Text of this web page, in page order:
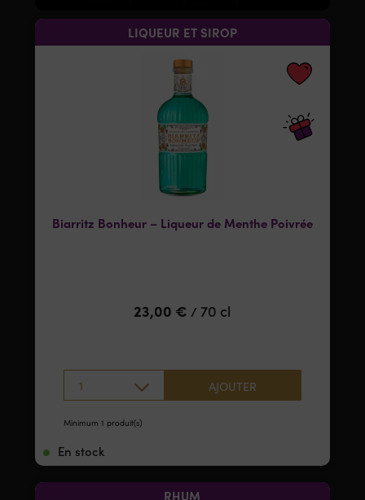
LIQUEUR ET SIROP
Biarritz Bonheur – Liqueur de Menthe Poivrée
23,00 € / 70 cl
1 AJOUTER
Minimum 1 produit(s)
En stock
RHUM